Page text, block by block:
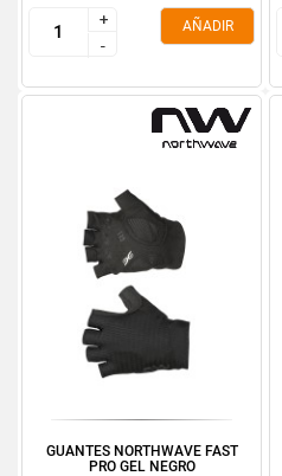
+
-
+
-
AÑADIR
GUANTES NORTHWAVE FAST
PRO GEL NEGRO